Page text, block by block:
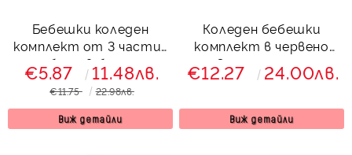
Бебешки коледен
комплект от 3 части-
боди в бяло,
панталони и шапка
каре
€5.87 11.48лв.
€11.75 22.98лв.
Виж детайли
Коледен бебешки
комплект в червено
от 3 части с еленче
€12.27 24.00лв.
Виж детайли